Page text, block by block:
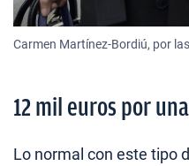
Carmen Martínez-Bordiú, por
12 mil euros por
Lo normal con este tipo